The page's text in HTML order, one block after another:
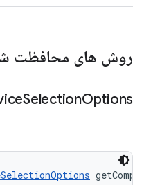
روش های محافظت
SelectionOptions